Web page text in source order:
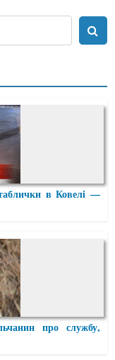
в Ковелі —
про службу,